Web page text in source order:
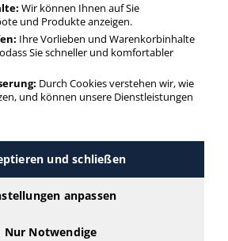
Zeichenblöcke
Wir können Ihnen auf Sie
und Produkte anzeigen.
Ihre Vorlieben und Warenkorbinhalte
Sie schneller und komfortabler
Durch Cookies verstehen wir, wie
und können unsere Dienstleistungen
und schließen
anpassen
Nur Notwendige